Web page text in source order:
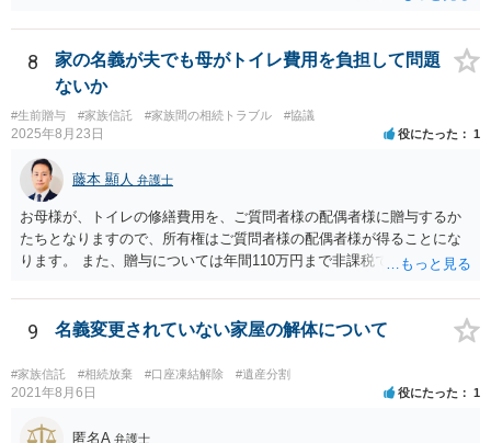
で、その制度を活用する方法も考えられます。 もし契約書の作成まで
視野に入れておられる場合は、お近くの弁護士、できれば相続に強い
弁護士にご相談なさるとよいでしょう。
8
家の名義が夫でも母がトイレ費用を負担して問題
ないか
#生前贈与 #家族信託 #家族間の相続トラブル #協議
2025年8月23日 役にたった 1
藤本 顯人 弁護士
お母様が、トイレの修繕費用を、ご質問者様の配偶者様に贈与するか
たちとなりますので、所有権はご質問者様の配偶者様が得ることにな
ります。 また、贈与については年間110万円まで非課税であり、トイ
9 名義変更されていない家屋の解体について
#家族信託 #相続放棄 #口座凍結解除 #遺産分割
2021年8月6日 役にたった 1
匿名A 弁護士